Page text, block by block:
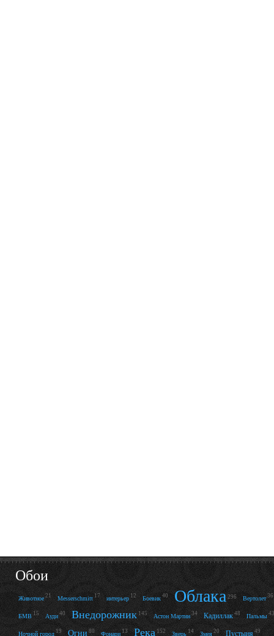
Обои
Животное 21 Messerschmitt 17 интерьер 12 Боевик 40 Облака 296 Вертолет 36
БМВ 15 Ауди 40 Внедорожник 145 Астон Мартин 34 Кадиллак 48 Пальмы 43
Ночной город 19 Огни 80 Фонари 13 Река 152 Зверь 14 Змея 20 Пустыня 49